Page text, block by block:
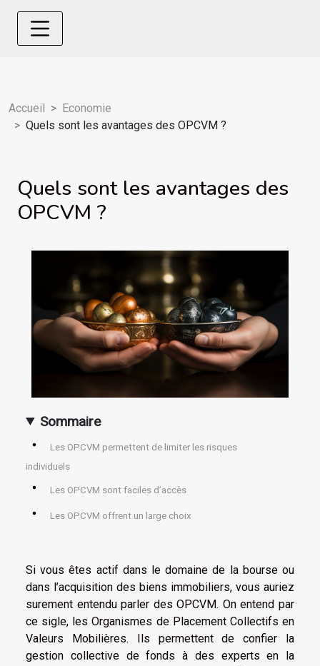
Accueil
Economie
Quels sont les avantages des OPCVM ?
Quels sont les avantages des
OPCVM ?
Sommaire
Les OPCVM permettent de limiter les risques
individuels
Les OPCVM sont faciles d’accès
Les OPCVM offrent un large choix
Si vous êtes actif dans le domaine de la bourse ou
dans l’acquisition des biens immobiliers, vous auriez
surement entendu parler des OPCVM. On entend par
ce sigle, les Organismes de Placement Collectifs en
Valeurs Mobilières. Ils permettent de confier la
gestion collective de fonds à des experts en la